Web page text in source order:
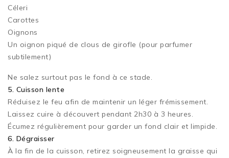
Céleri
Carottes
Oignons
Un oignon piqué de clous de girofle (pour parfumer
subtilement)
Ne salez surtout pas le fond à ce stade.
5. Cuisson lente
Réduisez le feu afin de maintenir un léger frémissement.
Laissez cuire à découvert pendant 2h30 à 3 heures.
Écumez régulièrement pour garder un fond clair et limpide.
6. Dégraisser
À la fin de la cuisson, retirez soigneusement la graisse qui